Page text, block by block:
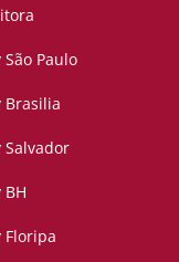
São Paulo
Brasilia
Salvador
BH
Floripa